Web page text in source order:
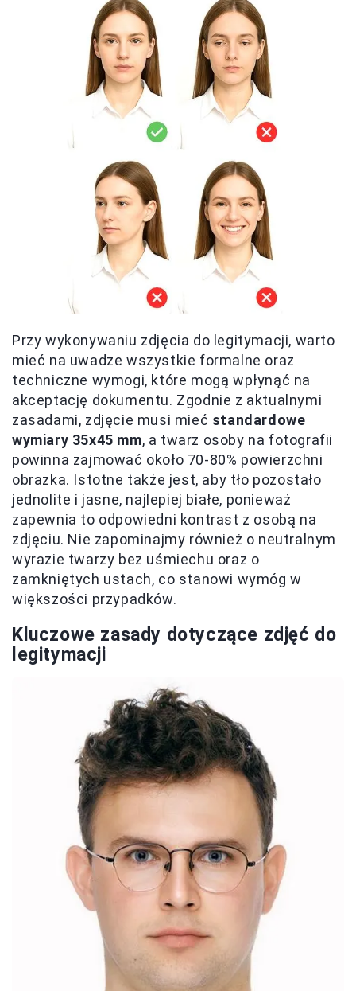
Przy wykonywaniu zdjęcia do legitymacji, warto
mieć na uwadze wszystkie formalne oraz
techniczne wymogi, które mogą wpłynąć na
akceptację dokumentu. Zgodnie z aktualnymi
zasadami, zdjęcie musi mieć standardowe
wymiary 35x45 mm, a twarz osoby na fotografii
powinna zajmować około 70-80% powierzchni
obrazka. Istotne także jest, aby tło pozostało
jednolite i jasne, najlepiej białe, ponieważ
zapewnia to odpowiedni kontrast z osobą na
zdjęciu. Nie zapominajmy również o neutralnym
wyrazie twarzy bez uśmiechu oraz o
zamkniętych ustach, co stanowi wymóg w
większości przypadków.
Kluczowe zasady dotyczące zdjęć do
legitymacji